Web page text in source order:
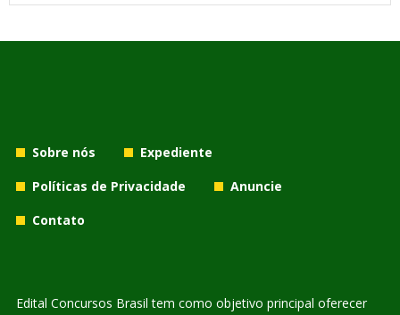
Sobre nós
Expediente
Políticas de Privacidade
Anuncie
Contato
Edital Concursos Brasil tem como objetivo principal oferecer